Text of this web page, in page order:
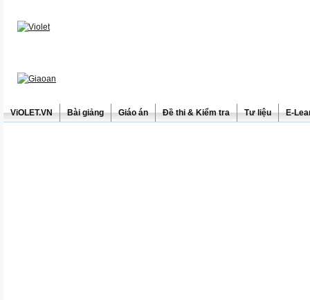
ViOLET.VN Bài giảng Giáo án Đề thi & Kiểm tra Tư liệu E-